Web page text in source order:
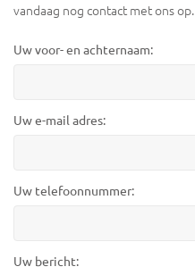
vandaag nog contact met ons op.
Uw voor- en achternaam:
Uw e-mail adres:
Uw telefoonnummer:
Uw bericht: